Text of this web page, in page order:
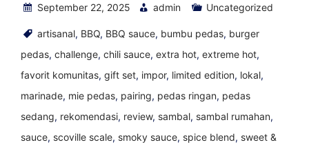
September 22, 2025 admin Uncategorized
artisanal, BBQ, BBQ sauce, bumbu pedas, burger
pedas, challenge, chili sauce, extra hot, extreme hot,
favorit komunitas, gift set, impor, limited edition, lokal,
marinade, mie pedas, pairing, pedas ringan, pedas
sedang, rekomendasi, review, sambal, sambal rumahan,
sauce, scoville scale, smoky sauce, spice blend, sweet &